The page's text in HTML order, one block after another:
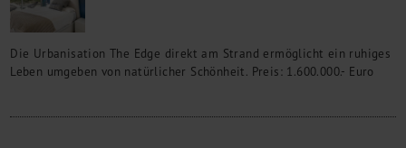
Die Urbanisation The Edge direkt am Strand ermöglicht ein ruhiges
Leben umgeben von natürlicher Schönheit. Preis: 1.600.000.- Euro